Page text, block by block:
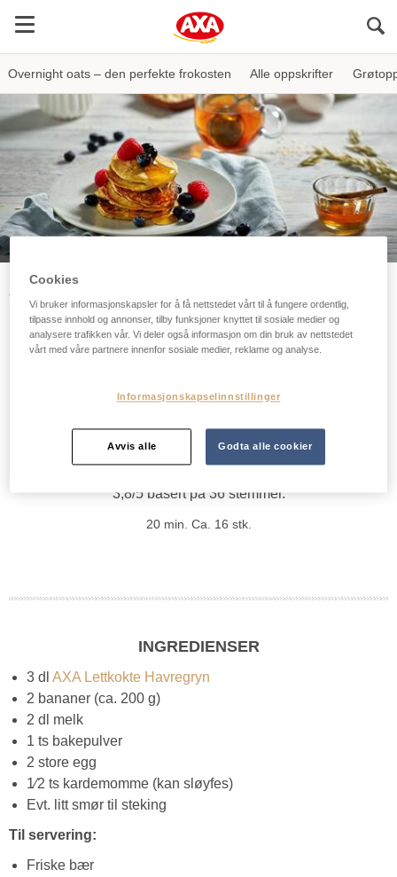
Overnight oats – den perfekte frokosten Alle oppskrifter
AXA
Havregrynlapper med banan
over røre. Havrelappene passer supert i nisteboksen.
Min vurdering:
3,8/5 basert på 36 stemmer.
20 min. Ca. 16 stk.
INGREDIENSER
3 dl AXA Lettkokte Havregryn
2 bananer (ca. 200 g)
2 dl melk
1 ts bakepulver
2 store egg
1⁄2 ts kardemomme (kan sløyfes)
Evt. litt smør til steking
Til servering:
Friske bær
Cookies
Vi bruker informasjonskapsler for å få nettstedet vårt til å fungere ordentlig,
tilpasse innhold og annonser, tilby funksjoner knyttet til sosiale medier og
analysere trafikken vår. Vi deler også informasjon om din bruk av nettstedet
vårt med våre partnere innenfor sosiale medier, reklame og analyse.
Informasjonskapselinnstillinger
Avvis alle Godta alle cookier